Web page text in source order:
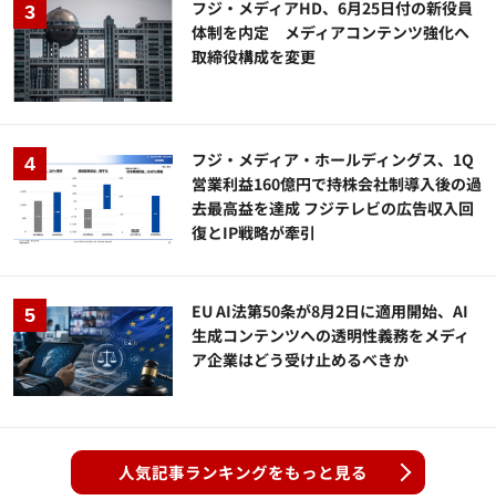
フジ・メディアHD、6月25日付の新役員
体制を内定 メディアコンテンツ強化へ
取締役構成を変更
フジ・メディア・ホールディングス、1Q
営業利益160億円で持株会社制導入後の過
去最高益を達成 フジテレビの広告収入回
復とIP戦略が牽引
EU AI法第50条が8月2日に適用開始、AI
生成コンテンツへの透明性義務をメディ
ア企業はどう受け止めるべきか
人気記事ランキングをもっと見る